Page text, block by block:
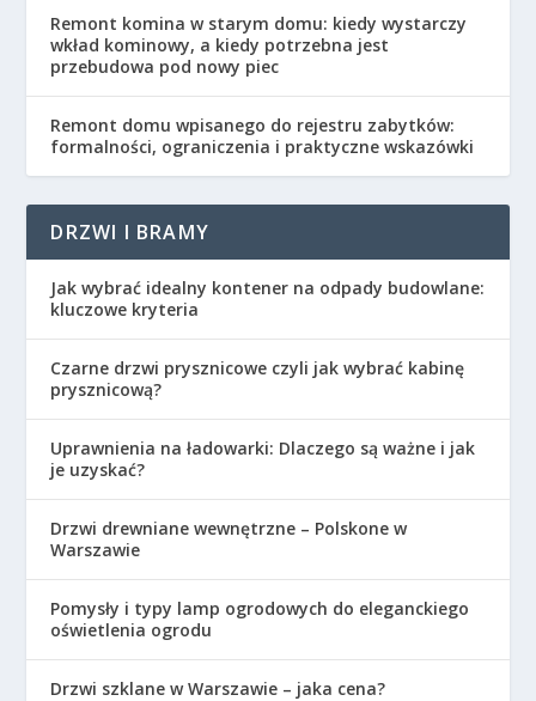
Remont komina w starym domu: kiedy wystarczy
wkład kominowy, a kiedy potrzebna jest
przebudowa pod nowy piec
Remont domu wpisanego do rejestru zabytków:
formalności, ograniczenia i praktyczne wskazówki
DRZWI I BRAMY
Jak wybrać idealny kontener na odpady budowlane:
kluczowe kryteria
Czarne drzwi prysznicowe czyli jak wybrać kabinę
prysznicową?
Uprawnienia na ładowarki: Dlaczego są ważne i jak
je uzyskać?
Drzwi drewniane wewnętrzne – Polskone w
Warszawie
Pomysły i typy lamp ogrodowych do eleganckiego
oświetlenia ogrodu
Drzwi szklane w Warszawie – jaka cena?